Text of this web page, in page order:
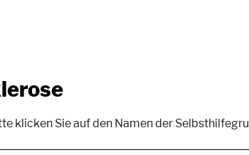
klicken Sie auf den Namen der